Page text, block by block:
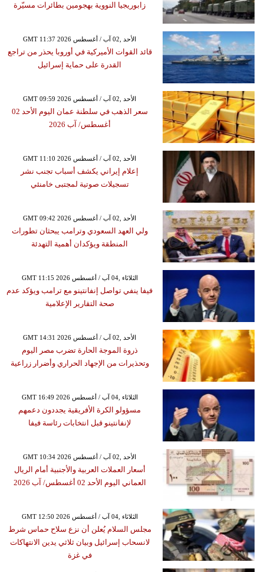
زابوريجيا النووية بهجومين بطائرات مسيّرة
GMT 11:37 2026 الأحد ,02 آب / أغسطس
قائد القوات الأميركية في أوروبا يحذر من تراجع
القدرة على حماية إسرائيل
GMT 09:59 2026 الأحد ,02 آب / أغسطس
سعر الذهب في سلطنة عمان اليوم الأحد 02
أغسطس/ آب 2026
GMT 11:10 2026 الأحد ,02 آب / أغسطس
إعلام إيراني يكشف أسباب تجنب نشر
تسجيلات صوتية لمجتبى خامنئي
GMT 09:42 2026 الأحد ,02 آب / أغسطس
ولي العهد السعودي وترامب يبحثان تطورات
المنطقة ويؤكدان أهمية التهدئة
GMT 11:15 2026 الثلاثاء ,04 آب / أغسطس
فيفا ينفي تواصل إنفانتينو مع ترامب ويؤكد عدم
صحة التقارير الإعلامية
GMT 14:31 2026 الأحد ,02 آب / أغسطس
ذروة الموجة الحارة تضرب مصر اليوم
وتحذيرات من الإجهاد الحراري وأضرار زراعية
GMT 16:49 2026 الثلاثاء ,04 آب / أغسطس
مسؤولو الكرة الأفريقية يجددون دعمهم
لإنفانتينو قبل انتخابات رئاسة فيفا
GMT 10:34 2026 الأحد ,02 آب / أغسطس
أسعار العملات العربية والأجنبية أمام الريال
العماني اليوم الأحد 02 أغسطس/ آب 2026
GMT 12:50 2026 الثلاثاء ,04 آب / أغسطس
مجلس السلام يُعلن أن نزع سلاح حماس شرط
لانسحاب إسرائيل وبيان ثلاثي يدين الانتهاكات
في غزة